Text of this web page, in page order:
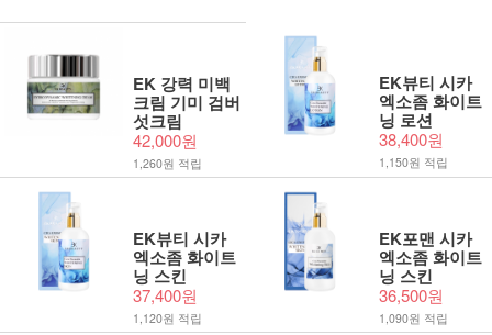
EK 강력 미백
크림 기미 검버
섯크림
42,000원
1,260원 적립
EK뷰티 시카
엑소좀 화이트
닝 로션
38,400원
1,150원 적립
EK뷰티 시카
엑소좀 화이트
닝 스킨
37,400원
1,120원 적립
EK포맨 시카
엑소좀 화이트
닝 스킨
36,500원
1,090원 적립